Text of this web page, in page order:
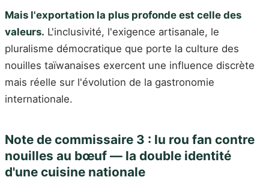
Mais l'exportation la plus profonde est celle des
valeurs. L'inclusivité, l'exigence artisanale, le
pluralisme démocratique que porte la culture des
nouilles taïwanaises exercent une influence discrète
mais réelle sur l'évolution de la gastronomie
internationale.
Note de commissaire 3 : lu rou fan contre
nouilles au bœuf — la double identité
d'une cuisine nationale